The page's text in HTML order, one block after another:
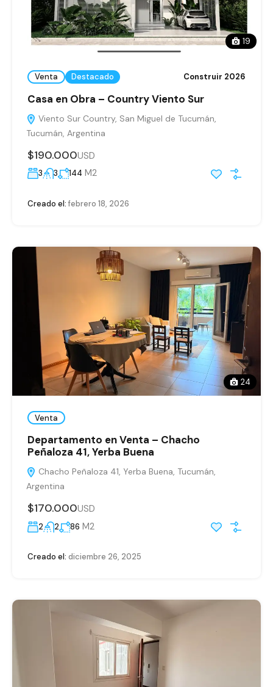
19
Venta Destacado Construir 2026
Casa en Obra – Country Viento Sur
Viento Sur Country, San Miguel de Tucumán,
Tucumán, Argentina
$190.000USD
3 3 144 M2
Creado el:febrero 18, 2026
24
Venta
Departamento en Venta – Chacho
Peñaloza 41, Yerba Buena
Chacho Peñaloza 41, Yerba Buena, Tucumán,
Argentina
$170.000USD
2 2 86 M2
Creado el: diciembre 26, 2025